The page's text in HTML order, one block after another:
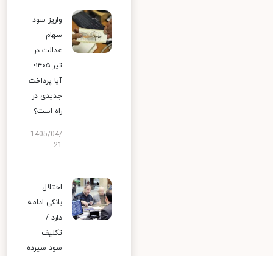
واریز سود
سهام
عدالت در
تیر ۱۴۰۵؛
آیا پرداخت
جدیدی در
راه است؟
1405/04/
اختلال
بانکی ادامه
دارد /
تکلیف
سود سپرده